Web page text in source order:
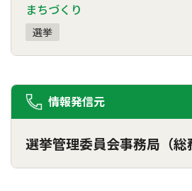
まちづくり
選挙
情報発信元
選挙管理委員会事務局（総